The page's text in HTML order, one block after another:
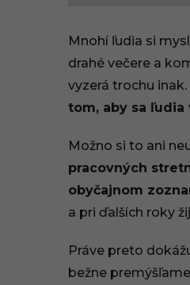
Mnohí ľudia si
drahé večere a
vyzerá trochu inak.
tom, aby sa
Možno si to ani
pracovných
obyčajnom
a pri ďalších roky
Práve preto
bežne